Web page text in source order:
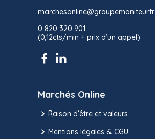
marchesonline@groupemoniteur.fr
0 820 320 901
(0,12cts/min + prix d’un appel)
Marchés Online
Raison d’être et valeurs
Mentions légales & CGU